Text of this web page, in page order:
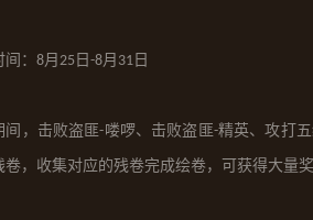
： 8月 25 日 -8月 31 日
间，击败盗匪- 喽啰、击败盗匪-精英、攻打
卷，收集对应的残卷完成绘卷，可获得大量奖